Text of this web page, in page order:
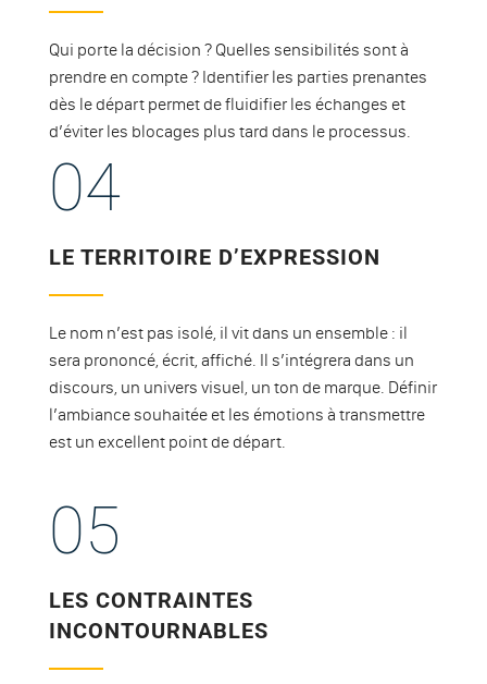
Qui porte la décision ? Quelles sensibilités sont à
prendre en compte ? Identifier les parties prenantes
dès le départ permet de fluidifier les échanges et
d’éviter les blocages plus tard dans le processus.
04
LE TERRITOIRE D’EXPRESSION
Le nom n’est pas isolé, il vit dans un ensemble : il
sera prononcé, écrit, affiché. Il s’intégrera dans un
discours, un univers visuel, un ton de marque. Définir
l’ambiance souhaitée et les émotions à transmettre
est un excellent point de départ.
05
LES CONTRAINTES
INCONTOURNABLES